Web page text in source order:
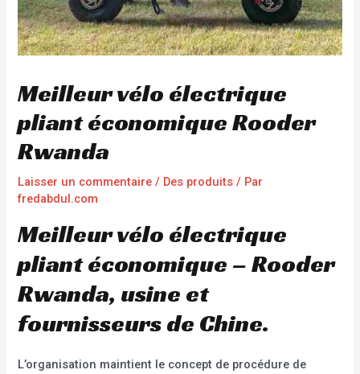
Meilleur vélo électrique
pliant économique Rooder
Rwanda
Laisser un commentaire / Des produits / Par
fredabdul.com
Meilleur vélo électrique
pliant économique – Rooder
Rwanda, usine et
fournisseurs de Chine.
L’organisation maintient le concept de procédure de